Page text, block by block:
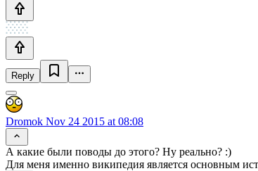
Reply
Dromok Nov 24 2015 at 08:08
А какие были поводы до этого? Ну реально? :)
Для меня именно википедия является основным